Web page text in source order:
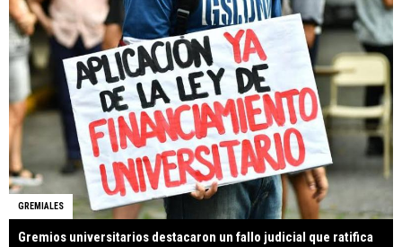
GREMIALES
Gremios universitarios destacaron un fallo judicial que ratifica